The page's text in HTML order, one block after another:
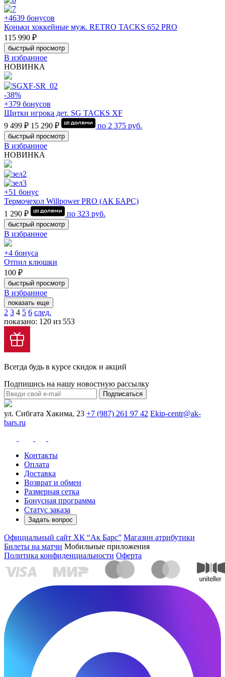
+4639 бонусов
Коньки хоккейные муж. RETRO TACKS 652 PRO
115 990 ₽
быстрый просмотр
В избранное
НОВИНКА
-38%
+379 бонусов
Щитки игрока дет. SG TACKS XF
9 499 ₽ 15 290 ₽ по 2 375 руб.
быстрый просмотр
В избранное
НОВИНКА
+51 бонус
Термочехол Willpower PRO (АК БАРС)
1 290 ₽
по 323 руб.
быстрый просмотр
В избранное
+4 бонуса
Отпил клюшки
100 ₽
быстрый просмотр
В избранное
показать еще
2 3 4 5 6 след.
показано: 120 из 553
Всегда будь в курсе скидок и акций
Подпишись на нашу новостную рассылку
Подписаться
ул. Сибгата Хакима, 23 +7 (987) 261 97 42 Ekip-centr@ak-
bars.ru
Контакты
Оплата
Доставка
Возврат и обмен
Размерная сетка
Бонусная программа
Статус заказа
Задать вопрос
Официальный сайт ХК “Ак Барс” Магазин атрибутики
Билеты на матчи Мобильные приложения
Политика конфиденциальности Оферта